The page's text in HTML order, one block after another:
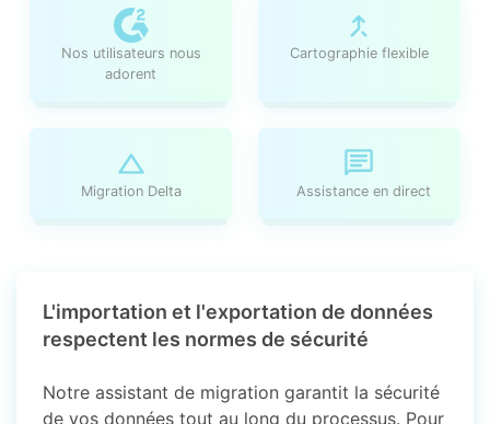
Nos utilisateurs nous
adorent
Cartographie flexible
Migration Delta Assistance en direct
L'importation et l'exportation de données
respectent les normes de sécurité
Notre assistant de migration garantit la sécurité
de vos données tout au long du processus. Pour